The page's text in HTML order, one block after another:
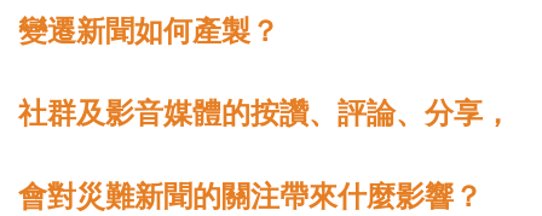
變遷新聞如何產製？
社群及影音媒體的按讚、評論、分享，
會對災難新聞的關注帶來什麼影響？